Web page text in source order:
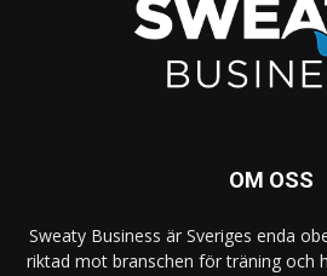
OM OSS
Sweaty Business är Sveriges enda
riktad mot branschen för träning och